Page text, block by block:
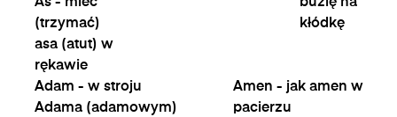
(trzymać)
asa (atut) w
rękawie
kłódkę
Adam - w stroju
Adama (adamowym)
Amen - jak amen w
pacierzu